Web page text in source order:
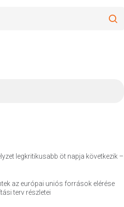
legkritikusabb öt napja következik –
az európai uniós források elérése
terv részletei